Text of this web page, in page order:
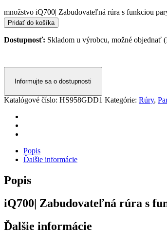
množstvo iQ700| Zabudovateľná rúra s funkciou
Pridať do košíka
Dostupnosť: Skladom u výrobcu, možné objednať
Informujte sa o dostupnosti
Katalógové číslo: HS958GDD1 Kategórie: Rúry,
Popis
Ďalšie informácie
Popis
iQ700| Zabudovateľná rúra s
Ďalšie informácie